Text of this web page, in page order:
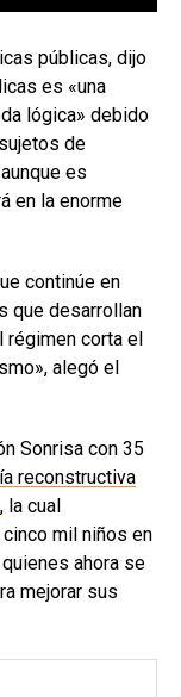
públicas, dijo
es «una
lógica» debido
de
es
en la enorme
continúe en
que desarrollan
corta el
alegó el
Sonrisa con 35
reconstructiva
, la cual
mil niños en
ahora se
mejorar sus